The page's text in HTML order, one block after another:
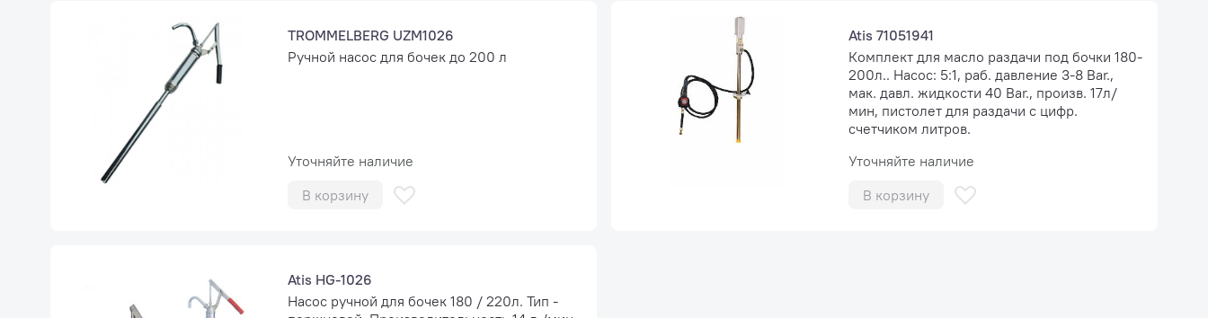
TROMMELBERG UZM1026
Ручной насос для бочек до 200 л
Уточняйте наличие
В корзину
Atis 71051941
Комплект для масло раздачи под бочки 180-
200л.. Насос: 5:1, раб. давление 3-8 Bar.,
мак. давл. жидкости 40 Bar., произв. 17л/
мин, пистолет для раздачи с цифр.
счетчиком литров.
Уточняйте наличие
В корзину
Atis HG-1026
Насос ручной для бочек 180 / 220л. Тип -